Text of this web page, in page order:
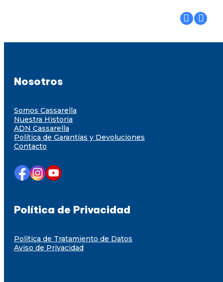
Nosotros
Somos Cassarella
Nuestra Historia
ADN Cassarella
Política de Garantías y Devoluciones
Contacto
Política de Privacidad
Política de Tratamiento de Datos
Aviso de Privacidad